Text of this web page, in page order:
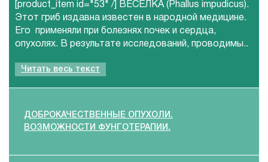
[product_item id="53" /] ВЕСЁЛКА (Phallus impudicus).
Этот гриб издавна известен в народной медицине.
Его применяли при болезнях почек и сердца,
опухолях. В результате исследований, проводимы..
Читать весь текст
ДОБРОКАЧЕСТВЕННЫЕ ОПУХОЛИ.
ВОЗМОЖНОСТИ ФУНГОТЕРАПИИ.